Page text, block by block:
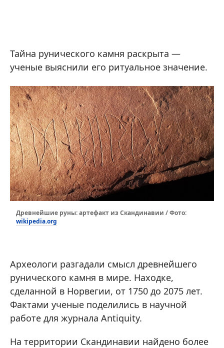
Тайна рунического камня раскрыта —
ученые выяснили его ритуальное значение.
Древнейшие руны: артефакт из Скандинавии / Фото:
wikipedia.org
Археологи разгадали смысл древнейшего
рунического камня в мире. Находке,
сделанной в Норвегии, от 1750 до 2075 лет.
Фактами ученые поделились в научной
работе для журнала Antiquity.
На территории Скандинавии найдено более